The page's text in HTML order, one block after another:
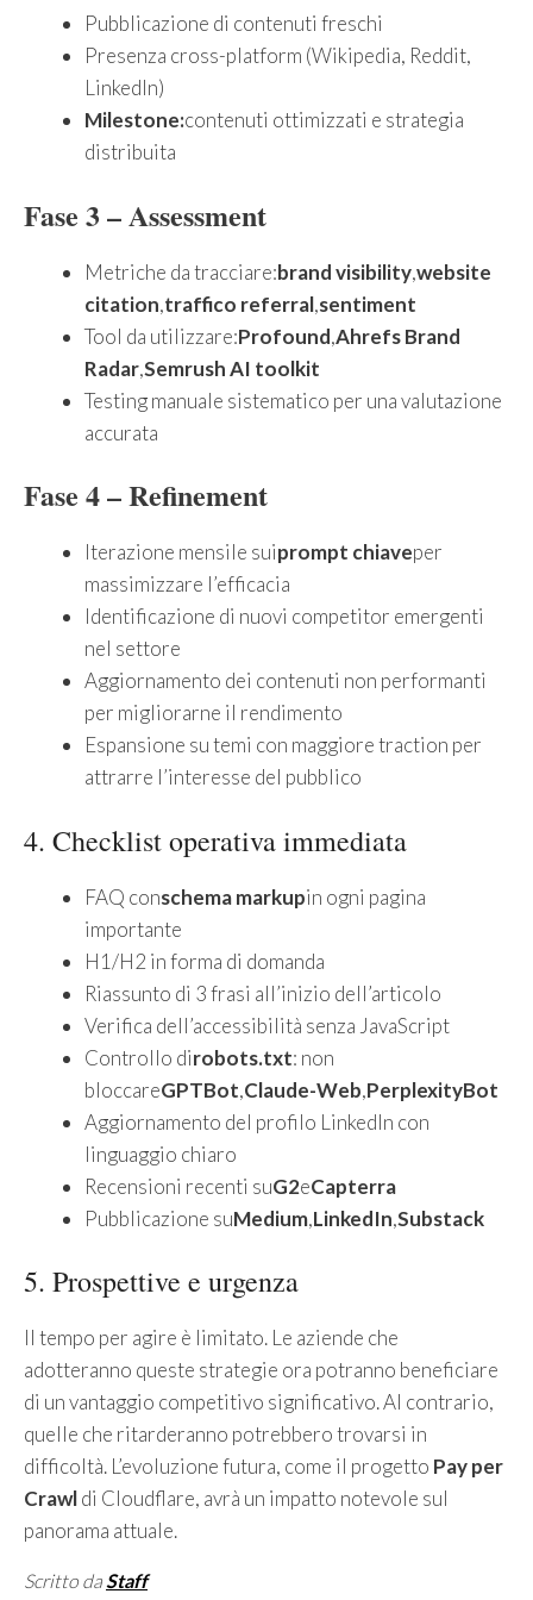
Pubblicazione di contenuti freschi
Presenza cross-platform (Wikipedia, Reddit,
LinkedIn)
Milestone:contenuti ottimizzati e strategia
distribuita
Fase 3 – Assessment
Metriche da tracciare:brand visibility,website
citation,traffico referral,sentiment
Tool da utilizzare:Profound,Ahrefs Brand
Radar,Semrush AI toolkit
Testing manuale sistematico per una valutazione
accurata
Fase 4 – Refinement
Iterazione mensile suiprompt chiaveper
massimizzare l’efficacia
Identificazione di nuovi competitor emergenti
nel settore
Aggiornamento dei contenuti non performanti
per migliorarne il rendimento
Espansione su temi con maggiore traction per
attrarre l’interesse del pubblico
4. Checklist operativa immediata
FAQ conschema markupin ogni pagina
importante
H1/H2 in forma di domanda
Riassunto di 3 frasi all’inizio dell’articolo
Verifica dell’accessibilità senza JavaScript
Controllo dirobots.txt: non
bloccareGPTBot,Claude-Web,PerplexityBot
Aggiornamento del profilo LinkedIn con
linguaggio chiaro
Recensioni recenti suG2eCapterra
Pubblicazione suMedium,LinkedIn,Substack
5. Prospettive e urgenza
Il tempo per agire è limitato. Le aziende che
adotteranno queste strategie ora potranno beneficiare
di un vantaggio competitivo significativo. Al contrario,
quelle che ritarderanno potrebbero trovarsi in
difficoltà. L’evoluzione futura, come il progetto Pay per
Crawldi Cloudflare, avrà un impatto notevole sul
panorama attuale.
Scritto daStaff